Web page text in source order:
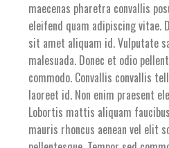
maecenas pharetra convallis
eleifend quam adipiscing vitae.
sit amet aliquam id. Vulputate
malesuada. Donec et odio
commodo. Convallis convallis
laoreet id. Non enim praesent
Lobortis mattis aliquam
mauris rhoncus aenean vel elit